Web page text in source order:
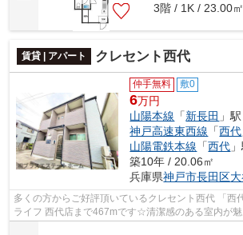
3階 / 1K / 23.00㎡
賃貸 | アパート クレセント西代
仲手無料 敷0
6万円
山陽本線 「新長田 」
神戸高速東西線 「西代
山陽電鉄本線 「西代
築10年 / 20.06㎡
兵庫県神戸市長田区
多くの方からご好評頂いているクレセント西代 「
ライフ 西代店まで467mです☆清潔感のある室内が